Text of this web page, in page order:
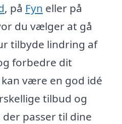
, på Fyn eller på
du vælger at gå
tilbyde lindring af
forbedre dit
være en god idé
tilbud og
passer til dine